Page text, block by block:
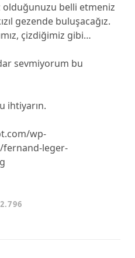
olduğunuzu belli etmeniz
gezende buluşacağız.
çizdiğimiz gibi…
sevmiyorum bu
ihtiyarın.
wp-
leger-
2.796